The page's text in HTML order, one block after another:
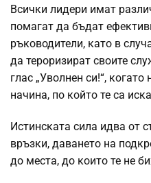
Всички лидери имат
помагат да бъдат
ръководители, като в
да тероризират своите
глас „Уволнен си!“,
начина, по който те са
Истинската сила идва от
връзки, даването на
до места, до които те не